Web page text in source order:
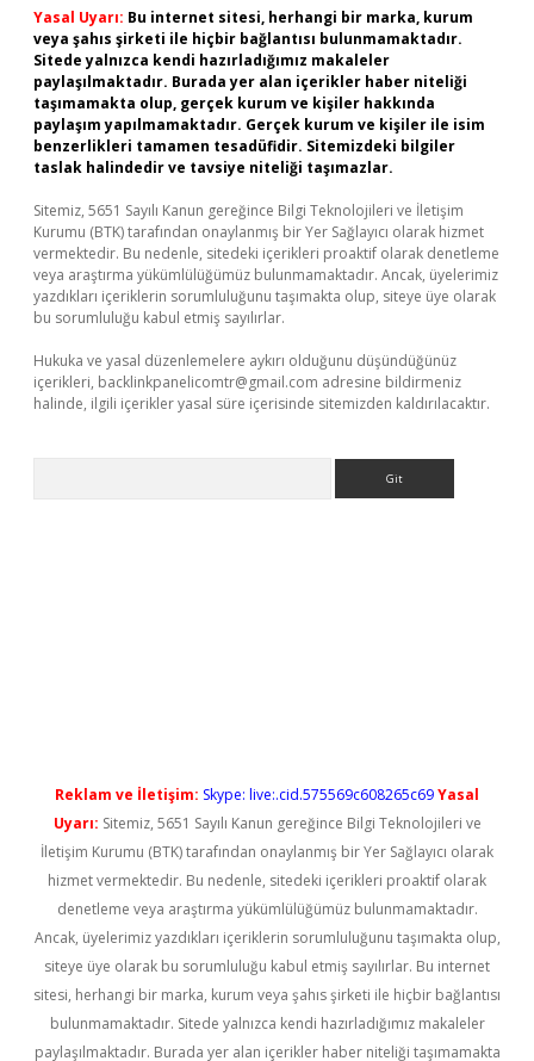
Yasal Uyarı: Bu internet sitesi, herhangi bir marka, kurum
veya şahıs şirketi ile hiçbir bağlantısı bulunmamaktadır.
Sitede yalnızca kendi hazırladığımız makaleler
paylaşılmaktadır. Burada yer alan içerikler haber niteliği
taşımamakta olup, gerçek kurum ve kişiler hakkında
paylaşım yapılmamaktadır. Gerçek kurum ve kişiler ile isim
benzerlikleri tamamen tesadüfidir. Sitemizdeki bilgiler
taslak halindedir ve tavsiye niteliği taşımazlar.
Sitemiz, 5651 Sayılı Kanun gereğince Bilgi Teknolojileri ve İletişim
Kurumu (BTK) tarafından onaylanmış bir Yer Sağlayıcı olarak hizmet
vermektedir. Bu nedenle, sitedeki içerikleri proaktif olarak denetleme
veya araştırma yükümlülüğümüz bulunmamaktadır. Ancak, üyelerimiz
yazdıkları içeriklerin sorumluluğunu taşımakta olup, siteye üye olarak
bu sorumluluğu kabul etmiş sayılırlar.
Hukuka ve yasal düzenlemelere aykırı olduğunu düşündüğünüz
içerikleri, backlinkpanelicomtr@gmail.com adresine bildirmeniz
halinde, ilgili içerikler yasal süre içerisinde sitemizden kaldırılacaktır.
Reklam ve İletişim: Skype: live:.cid.575569c608265c69Yasal
Uyarı: Sitemiz, 5651 Sayılı Kanun gereğince Bilgi Teknolojileri ve
İletişim Kurumu (BTK) tarafından onaylanmış bir Yer Sağlayıcı olarak
hizmet vermektedir. Bu nedenle, sitedeki içerikleri proaktif olarak
denetleme veya araştırma yükümlülüğümüz bulunmamaktadır.
Ancak, üyelerimiz yazdıkları içeriklerin sorumluluğunu taşımakta olup,
siteye üye olarak bu sorumluluğu kabul etmiş sayılırlar. Bu internet
sitesi, herhangi bir marka, kurum veya şahıs şirketi ile hiçbir bağlantısı
bulunmamaktadır. Sitede yalnızca kendi hazırladığımız makaleler
paylaşılmaktadır. Burada yer alan içerikler haber niteliği taşımamakta